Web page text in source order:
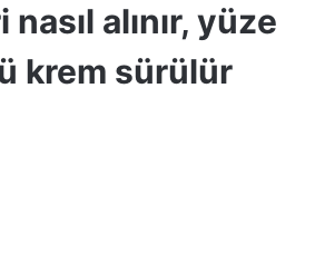
alınır, yüze
krem sürülür